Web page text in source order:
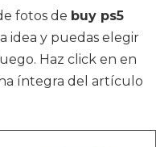
fotos de buy ps5
idea y puedas elegir
Haz click en en
íntegra del artículo